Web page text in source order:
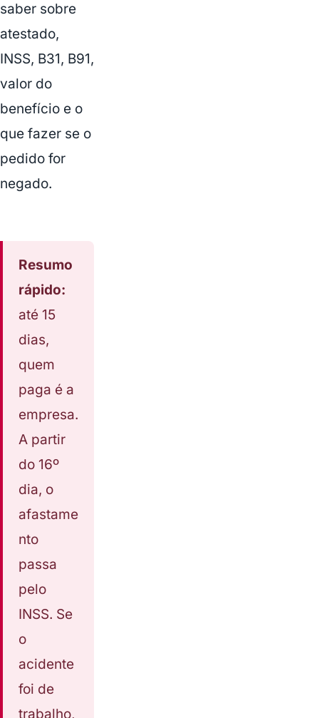
saber sobre
atestado,
INSS, B31, B91,
valor do
benefício e o
que fazer se o
pedido for
negado.
ao v?
Resumo
rápido:
até 15
dias,
quem
paga é a
empresa.
A partir
do 16º
dia, o
afastame
nto
passa
pelo
INSS. Se
o
acidente
foi de
trabalho,